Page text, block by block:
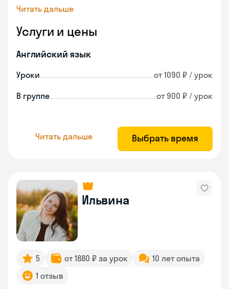
Читать дальше
Услуги и цены
Английский язык
Уроки от 1090 ₽ / урок
В группе от 900 ₽ / урок
Читать дальше Выбрать время
Ильвина
5 от 1880 ₽ за урок
10 лет опыта
1 отзыв